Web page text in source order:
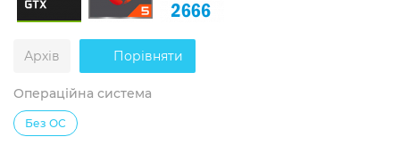
Надшвидкий M.2 SSD NVME
Архів Порівняти
Операційна система
Без ОС